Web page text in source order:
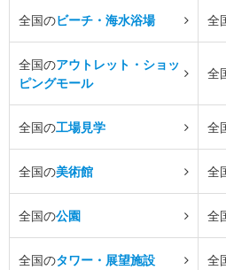
全国のビーチ・海水浴場 全
全国のアウトレット・ショッ
ピングモール
全
全国の工場見学 全
全国の美術館 全
全国の公園 全
全国のタワー・展望施設 全